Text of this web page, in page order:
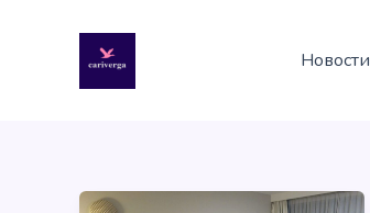
содержимому
Новости